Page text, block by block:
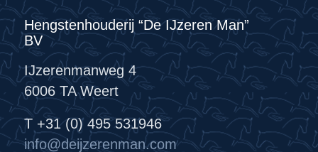
Hengstenhouderij “De IJzeren Man”
BV
IJzerenmanweg 4
6006 TA Weert
T +31 (0) 495 531946
info@deijzerenman.com